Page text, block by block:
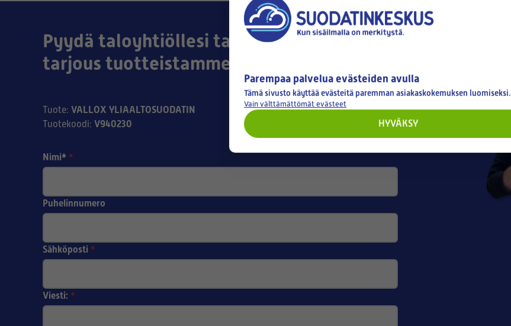
Pyydä taloyhtiöllesi tai yrityksellesi
tarjous tuotteistamme!
Tuote: VALLOX YLIAALTOSUODATIN
Tuotekoodi: V940230
Nimi* *
Puhelinnumero
Sähköposti *
Viesti: *
Parempaa palvelua evästeiden avulla
Tämä sivusto käyttää evästeitä paremman asiakaskokemuksen luomiseksi.
Vain välttämättömät evästeet
HYVÄKSY